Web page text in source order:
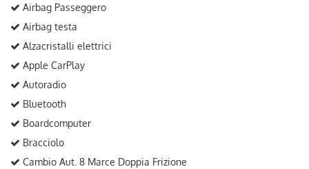
Airbag Passeggero
Airbag testa
Alzacristalli elettrici
Apple CarPlay
Autoradio
Bluetooth
Boardcomputer
Bracciolo
Cambio Aut. 8 Marce Doppia Frizione